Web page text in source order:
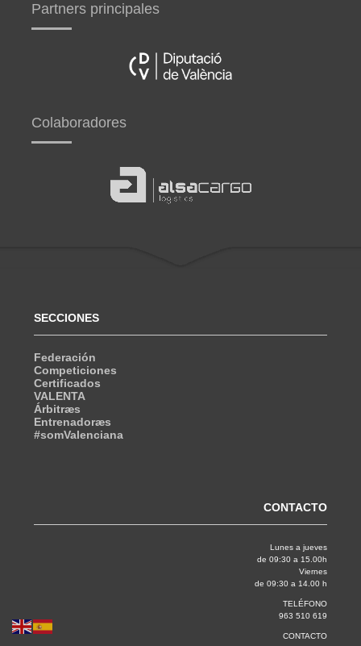
Partners principales
Colaboradores
SECCIONES
Federación
Competiciones
Certificados
VALENTA
Árbitræs
Entrenadoræs
#somValenciana
CONTACTO
Lunes a jueves
de 09:30 a 15.00h
Viernes
de 09:30 a 14.00 h
TELÉFONO
963 510 619
CONTACTO